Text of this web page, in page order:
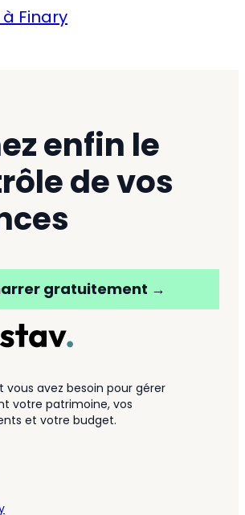
Finary
enfin le
de vos
gratuitement →
vous avez besoin pour gérer
votre patrimoine, vos
et votre budget.